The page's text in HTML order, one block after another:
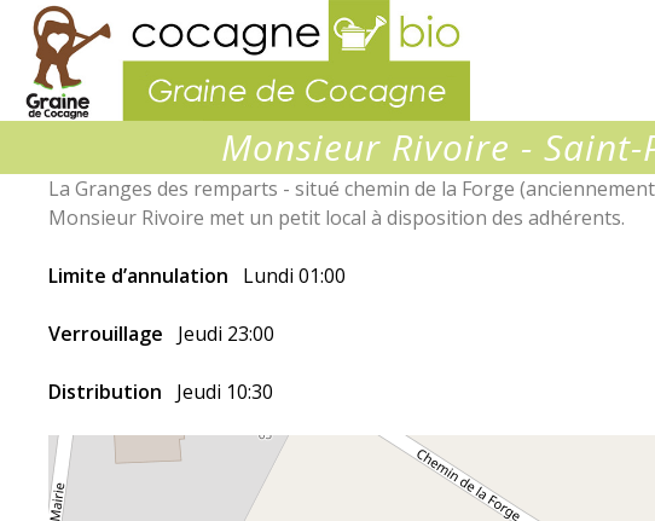
Monsieur Rivoire - Saint-
La Granges des remparts - situé chemin de la Forge
Monsieur Rivoire met un petit local à disposition des adhérents.
Limite d’annulation Lundi 01:00
Verrouillage Jeudi 23:00
Distribution Jeudi 10:30